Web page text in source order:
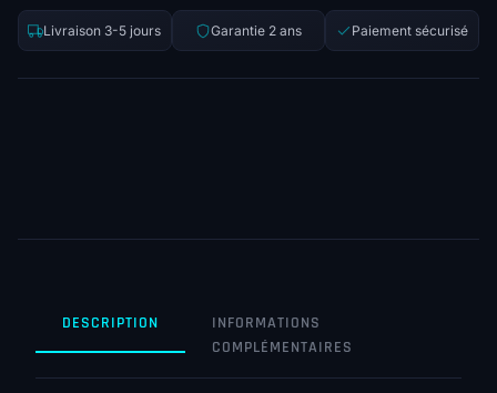
Livraison 3-5 jours Garantie 2 ans Paiement sécurisé
DESCRIPTION
INFORMATIONS
COMPLÉMENTAIRES